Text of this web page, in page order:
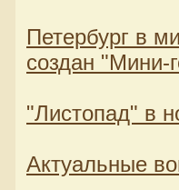
Петербург в
создан "Мини-
"Листопад" в
Актуальные